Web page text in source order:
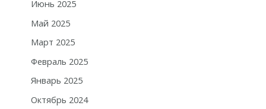
Июнь 2025
Май 2025
Март 2025
Февраль 2025
Январь 2025
Октябрь 2024